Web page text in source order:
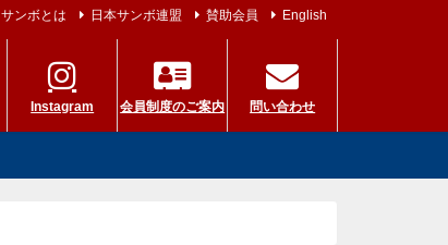
サンボとは 日本サンボ連盟 賛助会員 English
Instagram 会員制度のご案内 問い合わせ